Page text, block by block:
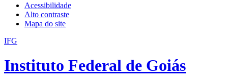
Acessibilidade
Alto contraste
Mapa do site
IFG
Instituto Federal de Goiás